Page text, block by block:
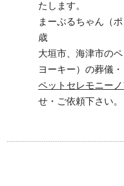
たします。
まーぶるちゃん（
歳
大垣市、海津市の
ヨーキー）の葬儀
ペットセレモニー
せ・ご依頼下さい。